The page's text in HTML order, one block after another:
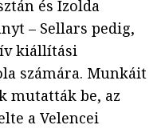
és Izolda
– Sellars pedig,
kiállítási
számára. Munkáit
mutatták be, az
a Velencei